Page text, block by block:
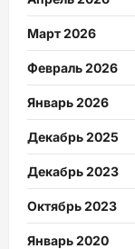
Март 2026
Февраль 2026
Январь 2026
Декабрь 2025
Декабрь 2023
Октябрь 2023
Январь 2020